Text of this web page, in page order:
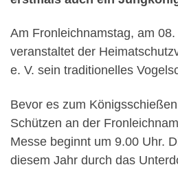
Am Fronleichnamstag, am
veranstaltet der
e. V. sein traditionelles
Bevor es zum
Schützen an der
Messe beginnt um 9.00 Uhr.
diesem Jahr durch das